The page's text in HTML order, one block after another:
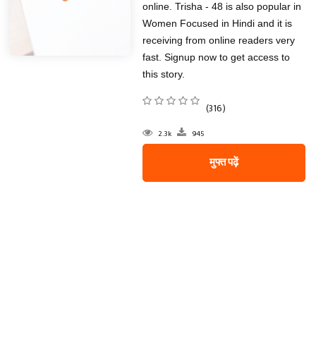
online. Trisha - 48 is also popular in
Women Focused in Hindi and it is
receiving from online readers very
fast. Signup now to get access to
this story.
(316)
2.3k 945
मुफ्त पढ़ें